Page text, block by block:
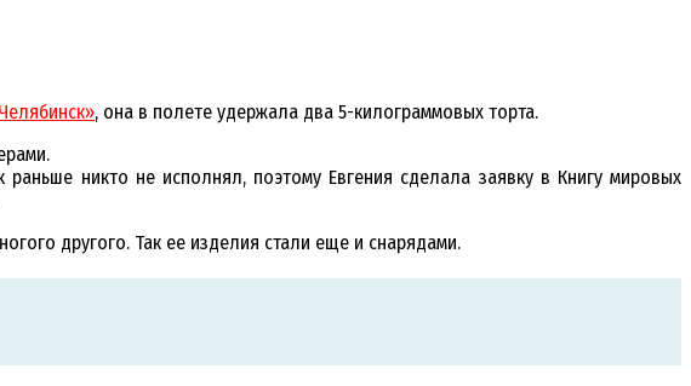
, она в полете удержала два 5-килограммовых торта.
никто не исполнял, поэтому Евгения сделала заявку в Книгу мировых
другого. Так ее изделия стали еще и снарядами.